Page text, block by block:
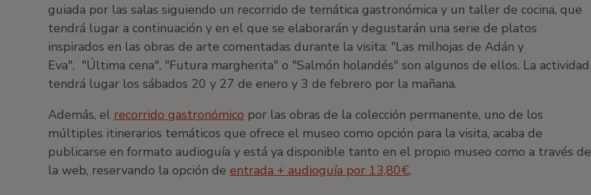
guiada por las salas siguiendo un recorrido de temática gastronómica y un taller de cocina, que
tendrá lugar a continuación y en el que se elaborarán y degustarán una serie de platos
inspirados en las obras de arte comentadas durante la visita: "Las milhojas de Adán y
Eva", "Última cena", "Futura margherita" o "Salmón holandés" son algunos de ellos. La actividad
tendrá lugar los sábados 20 y 27 de enero y 3 de febrero por la mañana.
Además, el recorrido gastronómico por las obras de la colección permanente, uno de los
múltiples itinerarios temáticos que ofrece el museo como opción para la visita, acaba de
publicarse en formato audioguía y está ya disponible tanto en el propio museo como a través de
la web, reservando la opción de entrada + audioguía por 13,80€.